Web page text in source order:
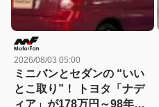
2026/08/03 05:00
ミニバンとセダンの “いい
とこ取り”！ トヨタ「ナデ
ィア」が178万円～98年に